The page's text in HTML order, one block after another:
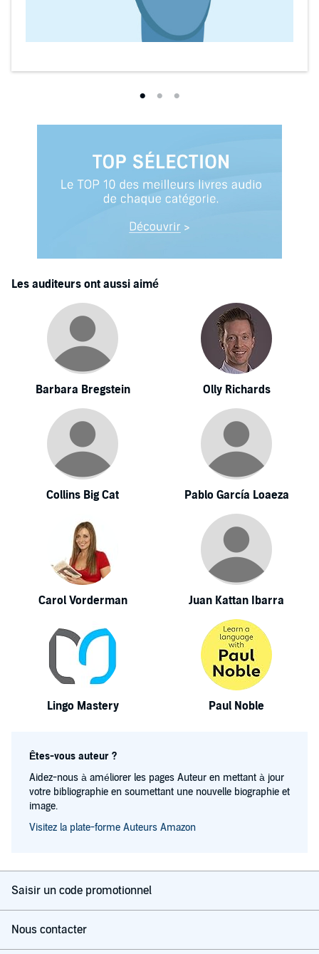
Les auditeurs ont aussi aimé
Barbara Bregstein Olly Richards
Collins Big Cat Pablo García Loaeza
Carol Vorderman Juan Kattan Ibarra
Lingo Mastery Paul Noble
Êtes-vous auteur ?
Aidez-nous à améliorer les pages Auteur en mettant à jour
votre bibliographie en soumettant une nouvelle biographie et
image.
Visitez la plate-forme Auteurs Amazon
Saisir un code promotionnel
Nous contacter